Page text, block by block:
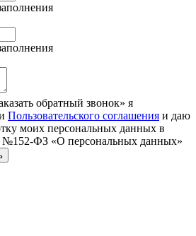
обратный звонок» я
Пользовательского соглашения и даю
моих персональных данных в
№152-ФЗ «О персональных данных»